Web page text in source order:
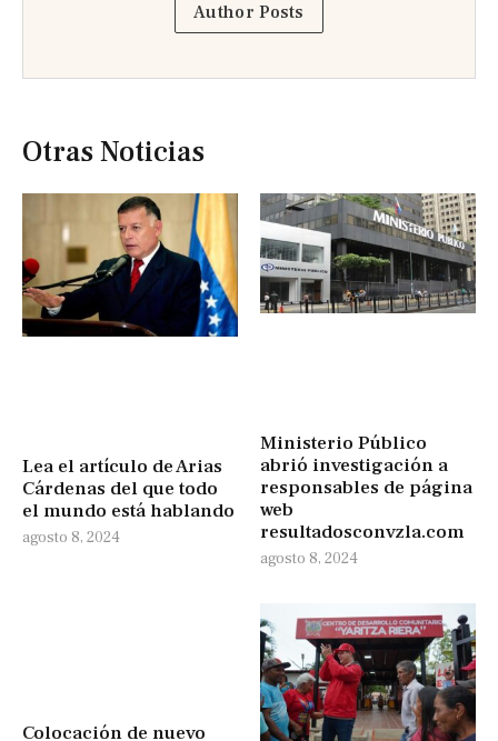
Author Posts
Otras Noticias
Lea el artículo de Arias
Cárdenas del que todo
el mundo está hablando
agosto 8, 2024
Ministerio Público
abrió investigación a
responsables de página
web
resultadosconvzla.com
agosto 8, 2024
Colocación de nuevo